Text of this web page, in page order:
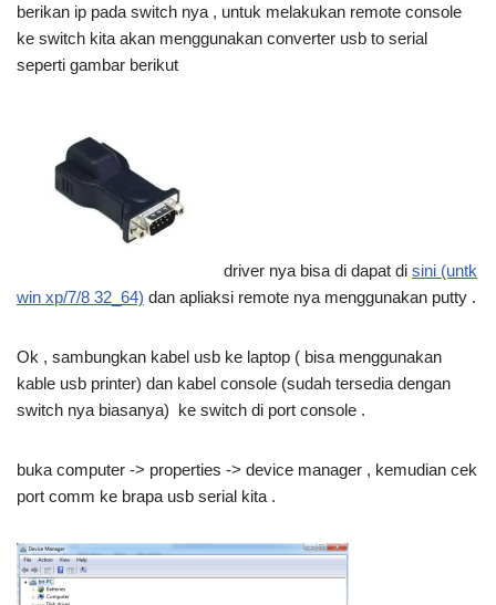
berikan ip pada switch nya , untuk melakukan remote console
ke switch kita akan menggunakan converter usb to serial
seperti gambar berikut
driver nya bisa di dapat di sini (untk
win xp/7/8 32_64) dan apliaksi remote nya menggunakan putty .
Ok , sambungkan kabel usb ke laptop ( bisa menggunakan
kable usb printer) dan kabel console (sudah tersedia dengan
switch nya biasanya) ke switch di port console .
buka computer -> properties -> device manager , kemudian cek
port comm ke brapa usb serial kita .